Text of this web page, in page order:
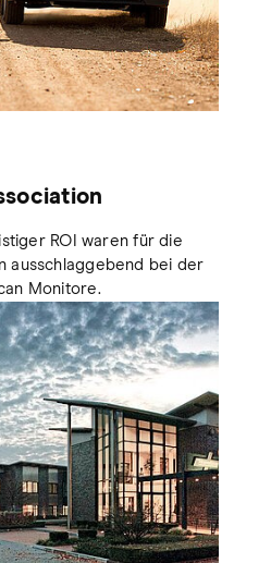
ROI waren für die
ausschlaggebend bei der
Monitore.